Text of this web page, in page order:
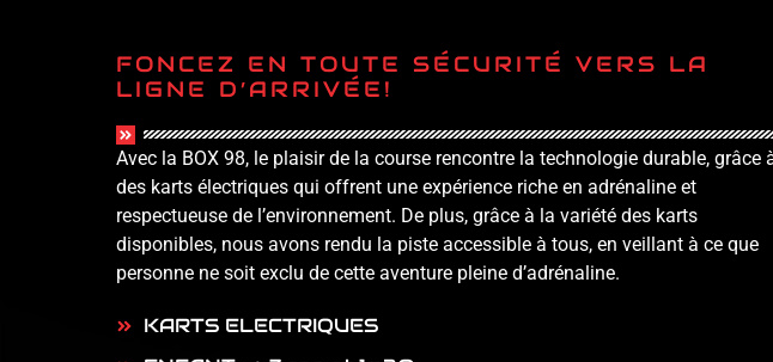
FONCEZ EN TOUTE SÉCURITÉ VERS LA
LIGNE D’ARRIVÉE!
Avec la BOX 98, le plaisir de la course rencontre la technologie durable, grâce
des karts électriques qui offrent une expérience riche en adrénaline et
respectueuse de l’environnement. De plus, grâce à la variété des karts
disponibles, nous avons rendu la piste accessible à tous, en veillant à ce que
personne ne soit exclu de cette aventure pleine d’adrénaline.
KARTS ELECTRIQUES